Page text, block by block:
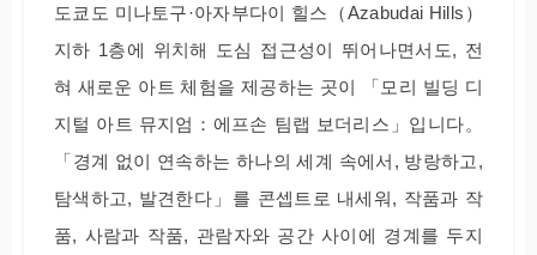
도쿄도 미나토구·아자부다이 힐스（Azabudai Hills）
지하 1층에 위치해 도심 접근성이 뛰어나면서도, 전
혀 새로운 아트 체험을 제공하는 곳이 「모리 빌딩 디
지털 아트 뮤지엄：에프손 팀랩 보더리스」입니다。
「경계 없이 연속하는 하나의 세계 속에서, 방랑하고,
탐색하고, 발견한다」를 콘셉트로 내세워, 작품과 작
품, 사람과 작품, 관람자와 공간 사이에 경계를 두지